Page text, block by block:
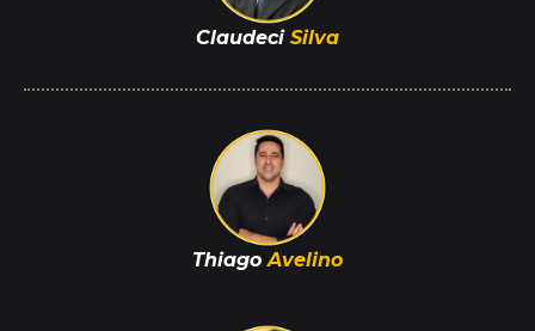
ClaudeciSilva
ThiagoAvelino